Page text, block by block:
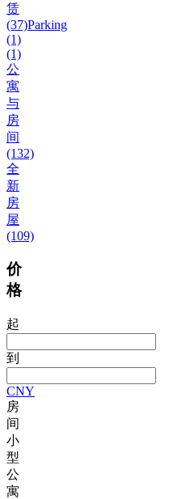
赁
(37)Parking
(1)
(1)
公
寓
与
房
间
(132)
全
新
房
屋
(109)
价
格
起
到
CNY
房
间
小
型
公
寓